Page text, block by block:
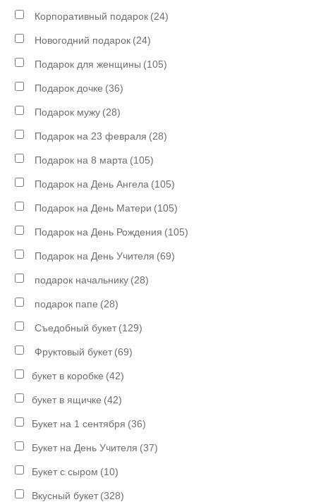
Корпоративный подарок (24)
Новогодний подарок (24)
Подарок для женщины (105)
Подарок дочке (36)
Подарок мужу (28)
Подарок на 23 февраля (28)
Подарок на 8 марта (105)
Подарок на День Ангела (105)
Подарок на День Матери (105)
Подарок на День Рождения (105)
Подарок на День Учителя (69)
подарок начальнику (28)
подарок папе (28)
Съедобный букет (129)
Фруктовый букет (69)
букет в коробке (42)
букет в ящичке (42)
Букет на 1 сентября (36)
Букет на День Учителя (37)
Букет с сыром (10)
Вкусный букет (328)